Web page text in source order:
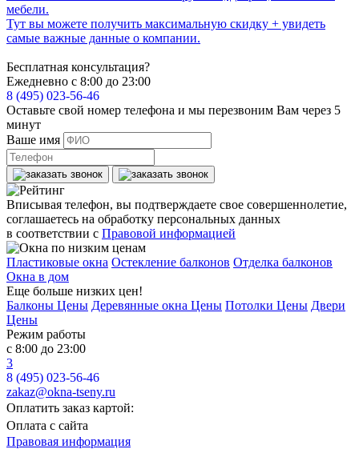
мебели.
Тут вы можете получить максимальную скидку + увидеть
самые важные данные о компании.
Бесплатная консультация?
Ежедневно с 8:00 до 23:00
8 (495) 023-56-46
Оставьте свой номер телефона и мы перезвоним Вам через 5
минут
Ваше имя
Вписывая телефон, вы подтверждаете свое совершеннолетие,
соглашаетесь на обработку персональных данных
в соответствии с Правовой информацией
Пластиковые окна Остекление балконов Отделка балконов
Окна в дом
Еще больше низких цен!
Балконы Цены Деревянные окна Цены Потолки Цены Двери
Цены
Режим работы
с 8:00 до 23:00
3
8 (495) 023-56-46
zakaz@okna-tseny.ru
Оплатить заказ картой:
Оплата с сайта
Правовая информация